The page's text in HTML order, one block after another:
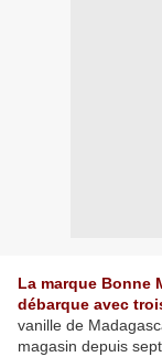
La marque Bonne
débarque avec
vanille de
magasin depuis